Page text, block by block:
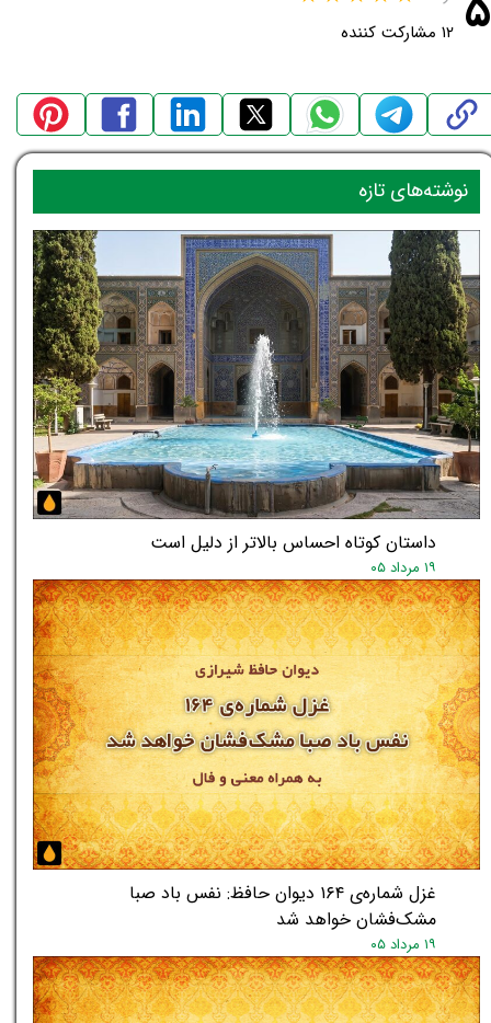
۱۲ مشارکت کننده
داستان کوتاه احساس بالاتر از دلیل است
۱۹ مرداد ۰۵
غزل شماره‌ی ۱۶۴ دیوان حافظ: نفس باد صبا
مشک‌فشان خواهد شد
۱۹ مرداد ۰۵
نوشته‌های تازه